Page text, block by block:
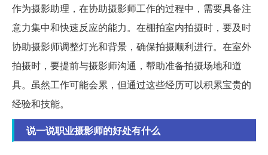
作为摄影助理，在协助摄影师工作的过程中，需要具备注
意力集中和快速反应的能力。在棚拍室内拍摄时，要及时
协助摄影师调整灯光和背景，确保拍摄顺利进行。在室外
拍摄时，要提前与摄影师沟通，帮助准备拍摄场地和道
具。虽然工作可能会累，但通过这些经历可以积累宝贵的
经验和技能。
说一说职业摄影师的好处有什么